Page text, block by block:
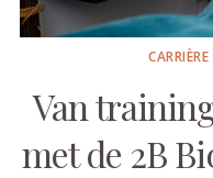
Van
met de 2B